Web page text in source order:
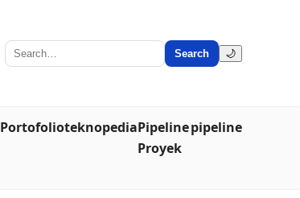
Search 🌙
PortofolioteknopediaPipeline
Proyek
pipeline